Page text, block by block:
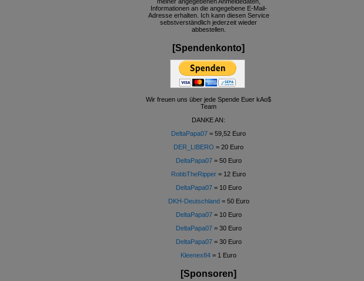
meiner angegebenen Anmeldedaten,
Informationen an die angegebene E-Mail-
Adresse erhalten. Ich kann diesen Service
sebstverständlich jederzeit wieder
abbestellen.
[Spendenkonto]
Wir freuen uns über jede Spende Euer kAo$
Team
DANKE AN:
DeltaPapa07 = 59,52 Euro
DER_LIBERO = 20 Euro
DeltaPapa07= 50 Euro
RobbTheRipper = 12 Euro
DeltaPapa07= 10 Euro
DKH-Deutschland = 50 Euro
DeltaPapa07= 10 Euro
DeltaPapa07= 30 Euro
DeltaPapa07= 30 Euro
Kleenex84 = 1 Euro
[Sponsoren]